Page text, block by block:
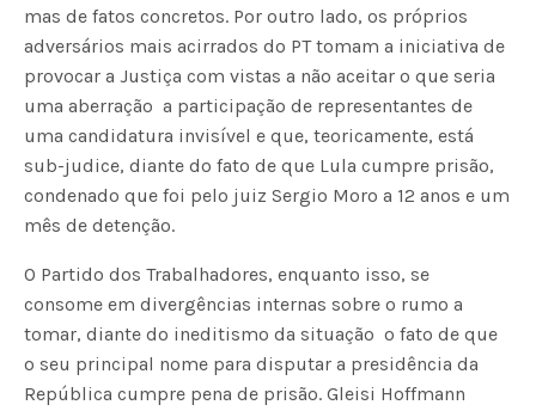
mas de fatos concretos. Por outro lado, os próprios
adversários mais acirrados do PT tomam a iniciativa de
provocar a Justiça com vistas a não aceitar o que seria
uma aberração  a participação de representantes de
uma candidatura invisível e que, teoricamente, está
sub-judice, diante do fato de que Lula cumpre prisão,
condenado que foi pelo juiz Sergio Moro a 12 anos e um
mês de detenção.
O Partido dos Trabalhadores, enquanto isso, se
consome em divergências internas sobre o rumo a
tomar, diante do ineditismo da situação  o fato de que
o seu principal nome para disputar a presidência da
República cumpre pena de prisão. Gleisi Hoffmann